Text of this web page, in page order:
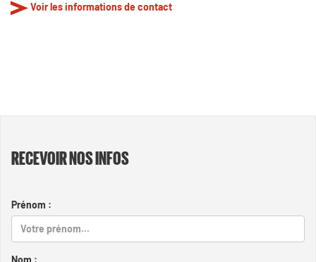
Voir les informations de contact
RECEVOIR NOS INFOS
Prénom :
Nom :